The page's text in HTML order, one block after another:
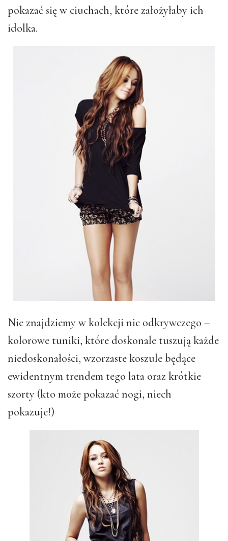
pokazać się w ciuchach, które założyłaby ich
idolka.
Nie znajdziemy w kolekcji nic odkrywczego –
kolorowe tuniki, które doskonale tuszują każde
niedoskonałości, wzorzaste koszule będące
ewidentnym trendem tego lata oraz krótkie
szorty (kto może pokazać nogi, niech
pokazuje!)